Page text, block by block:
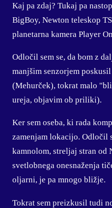
Kaj pa zdaj? Tukaj pa
BigBoy, Newton teleskop
planetarna kamera Player
Odločil sem se, da bom z
manjšim senzorjem
(Mehurček), tokrat malo
ureja, objavim ob priliki).
Ker sem oseba, ki rada
zamenjam lokacijo. Odločil
kamnolom, streljaj stran od
svetlobnega onesnaženja
oljarni, je pa mnogo bližje.
Tokrat sem preizkusil tudi